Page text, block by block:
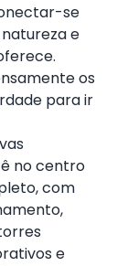
se
e
os
para ir
no centro
com
e